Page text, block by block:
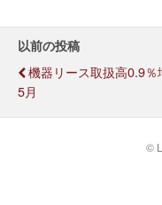
以前の投稿
機器リース取扱高0.9％
5月
©